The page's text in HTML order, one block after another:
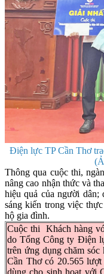
Điện lực TP Cần Thơ
Thông qua cuộc thi,
nâng cao nhận thức và
hiệu quả của người dân;
sáng kiến trong việc
hộ gia đình.
Cuộc thi Khách hàng
do Tổng Công ty Điện
trên ứng dụng chăm
Cần Thơ có 20.565
dùng cho sinh hoạt với